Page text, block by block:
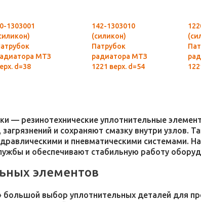
1303001
МТЗ
d=38
142-1303010
(силикон)
Патрубок
радиатора МТЗ
1221 верх. d=54
— резинотехнические уплотнительные
и сохраняют смазку внутри
и пневматическими системами.
и обеспечивают стабильную работу
элементов
выбор уплотнительных деталей для